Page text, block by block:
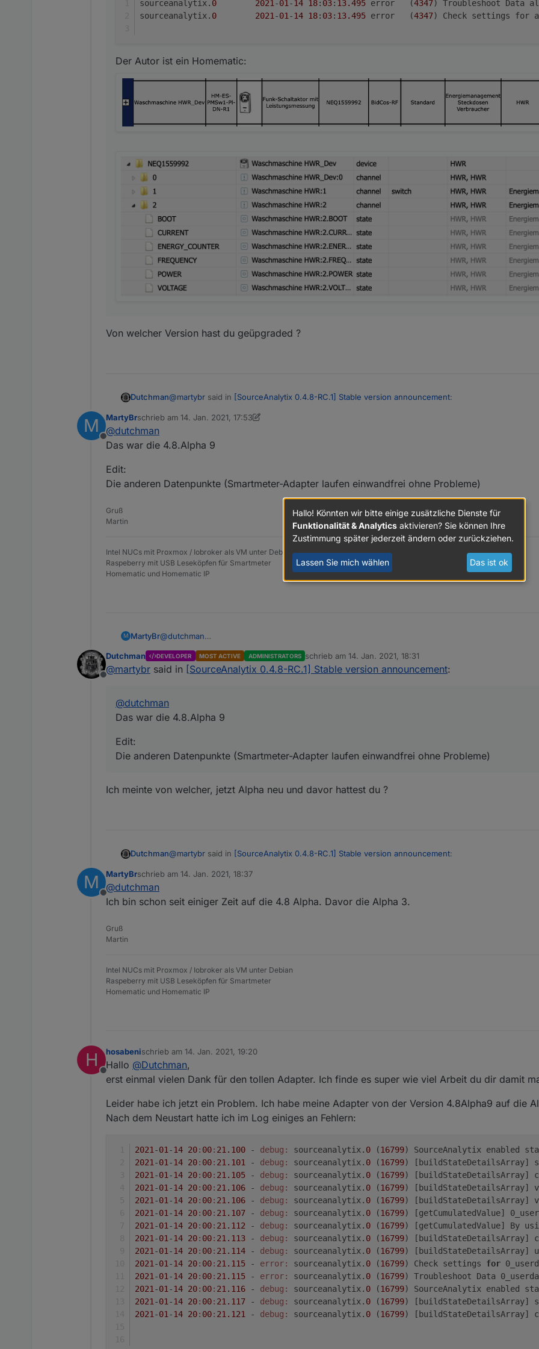
sourceanalytix. 0 2021 -01 -14 18: 03: 13.495
	error	(
4347) Troubleshoot Data
sourceanalytix. 0 2021 -01 -14 18: 03: 13.495
	error	(
4347) Check settings for
Der Autor ist ein Homematic:
Von welcher Version hast du geüpgraded ?
Dutchman@martybr said in [SourceAnalytix 0.4.8-RC.1] Stable version announcement:
Installation auf die 12-Version durchgeführt :
sourceanalytix.0	2021-01-14 18:03:13.495	error	(4347) Check settings for
Von welcher Version hast du geüpgraded ?
M
Offline
MartyBrschrieb am 14. Jan. 2021, 17:53
zuletzt editiert von MartyBr
@dutchman
Das war die 4.8.Alpha 9
Edit:
Die anderen Datenpunkte (Smartmeter-Adapter laufen einwandfrei ohne Probleme)
Gruß
Martin
Intel NUCs mit Proxmox / Iobroker als VM unter Debian
Raspeberry mit USB Leseköpfen für Smartmeter
Homematic und Homematic IP
M MartyBr@dutchman
Edit:
Die anderen Datenpunkte (Smartmeter-Adapter laufen einwandfrei ohne Probleme)
Offline
Dutchman DEVELOPER MOST ACTIVE ADMINISTRATORS schrieb am 14. Jan. 2021, 18:31
zuletzt editiert von
@martybr said in [SourceAnalytix 0.4.8-RC.1] Stable version announcement:
@dutchman
Das war die 4.8.Alpha 9
Edit:
Die anderen Datenpunkte (Smartmeter-Adapter laufen einwandfrei ohne Probleme)
Ich meinte von welcher, jetzt Alpha neu und davor hattest du ?
Dutchman@martybr said in [SourceAnalytix 0.4.8-RC.1] Stable version announcement:
Das war die 4.8.Alpha 9
Ich meinte von welcher, jetzt Alpha neu und davor hattest du ?
M
Offline
MartyBrschrieb am 14. Jan. 2021, 18:37
zuletzt editiert von
@dutchman
Ich bin schon seit einiger Zeit auf die 4.8 Alpha. Davor die Alpha 3.
Gruß
Martin
Intel NUCs mit Proxmox / Iobroker als VM unter Debian
Raspeberry mit USB Leseköpfen für Smartmeter
Homematic und Homematic IP
H
Offline
hosabenischrieb am 14. Jan. 2021, 19:20
zuletzt editiert von
Hallo @Dutchman,
erst einmal vielen Dank für den tollen Adapter. Ich finde es super wie viel Arbeit du dir damit
Leider habe ich jetzt ein Problem. Ich habe meine Adapter von der Version 4.8Alpha9 auf die
Nach dem Neustart hatte ich im Log einiges an Fehlern:
2021 -01 -14 20: 00: 21.100 - debug: sourceanalytix. 0 (16799) SourceAnalytix enabled
2021 -01 -14 20: 00: 21.101 - debug: sourceanalytix. 0 (16799) [buildStateDetailsArray]
2021 -01 -14 20: 00: 21.105 - debug: sourceanalytix. 0 (16799) [buildStateDetailsArray]
2021 -01 -14 20: 00: 21.106 - debug: sourceanalytix. 0 (16799) [buildStateDetailsArray]
2021 -01 -14 20: 00: 21.106 - debug: sourceanalytix. 0 (16799) [buildStateDetailsArray]
2021 -01 -14 20: 00: 21.107 - debug: sourceanalytix. 0 (16799) [getCumulatedValue]
2021 -01 -14 20: 00: 21.112 - debug: sourceanalytix. 0 (16799) [getCumulatedValue] By
2021 -01 -14 20: 00: 21.113 - debug: sourceanalytix. 0 (16799) [buildStateDetailsArray]
2021 -01 -14 20: 00: 21.114 - debug: sourceanalytix. 0 (16799) [buildStateDetailsArray]
2021 -01 -14 20: 00: 21.115 - error: sourceanalytix. 0 (16799) Check settings for
2021 -01 -14 20: 00: 21.115 - error: sourceanalytix. 0 (16799) Troubleshoot Data
2021 -01 -14 20: 00: 21.116 - debug: sourceanalytix. 0 (16799) SourceAnalytix enabled
2021 -01 -14 20: 00: 21.117 - debug: sourceanalytix. 0 (16799) [buildStateDetailsArray]
2021 -01 -14 20: 00: 21.121 - debug: sourceanalytix. 0 (16799) [buildStateDetailsArray]
Hallo! Könnten wir bitte einige zusätzliche Dienste für
Funktionalität & Analytics aktivieren? Sie können Ihre
Zustimmung später jederzeit ändern oder zurückziehen.
Lassen Sie mich wählen Das ist ok